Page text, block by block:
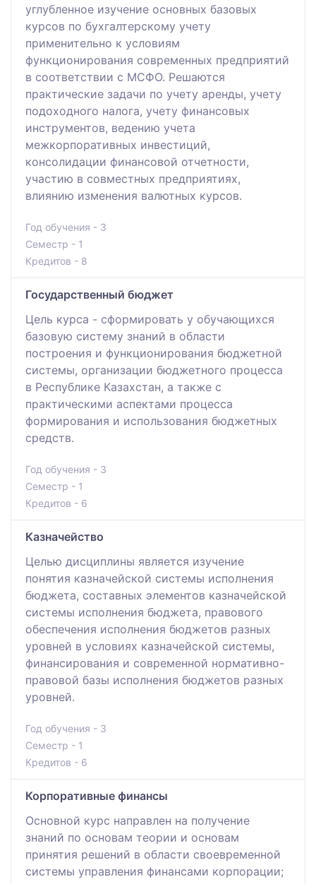
углубленное изучение основных базовых
курсов по бухгалтерскому учету
применительно к условиям
функционирования современных предприятий
в соответствии с МСФО. Решаются
практические задачи по учету аренды, учету
подоходного налога, учету финансовых
инструментов, ведению учета
межкорпоративных инвестиций,
консолидации финансовой отчетности,
участию в совместных предприятиях,
влиянию изменения валютных курсов.
Год обучения - 3
Семестр - 1
Кредитов - 8
Государственный бюджет
Цель курса - сформировать у обучающихся
базовую систему знаний в области
построения и функционирования бюджетной
системы, организации бюджетного процесса
в Республике Казахстан, а также с
практическими аспектами процесса
формирования и использования бюджетных
средств.
Год обучения - 3
Семестр - 1
Кредитов - 6
Казначейство
Целью дисциплины является изучение
понятия казначейской системы исполнения
бюджета, составных элементов казначейской
системы исполнения бюджета, правового
обеспечения исполнения бюджетов разных
уровней в условиях казначейской системы,
финансирования и современной нормативно-
правовой базы исполнения бюджетов разных
уровней.
Год обучения - 3
Семестр - 1
Кредитов - 6
Корпоративные финансы
Основной курс направлен на получение
знаний по основам теории и основам
принятия решений в области своевременной
системы управления финансами корпорации;